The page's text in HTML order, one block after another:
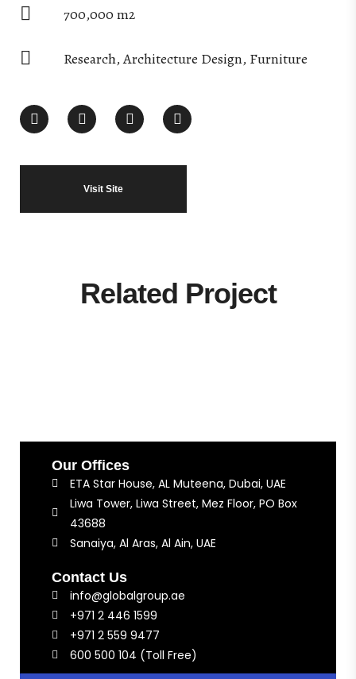
700,000 m2
Research, Architecture Design, Furniture
Visit Site
Related Project
Our Offices
ETA Star House, AL Muteena, Dubai, UAE
Liwa Tower, Liwa Street, Mez Floor, PO Box
43688
Sanaiya, Al Aras, Al Ain, UAE
Contact Us
info@globalgroup.ae
+971 2 446 1599
+971 2 559 9477
600 500 104 (Toll Free)